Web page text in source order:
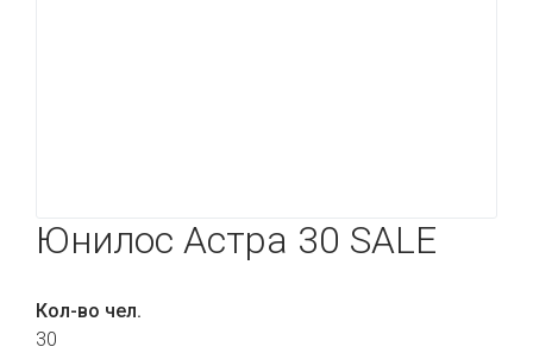
Юнилос Астра 30 SALE
Кол-во чел.
30